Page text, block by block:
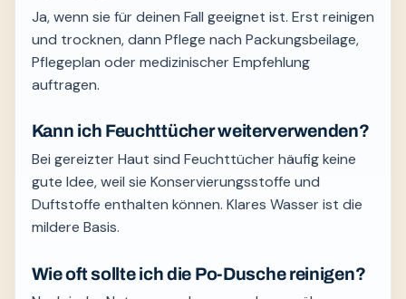
Ja, wenn sie für deinen Fall geeignet ist. Erst reinigen
und trocknen, dann Pflege nach Packungsbeilage,
Pflegeplan oder medizinischer Empfehlung
auftragen.
Kann ich Feuchttücher weiterverwenden?
Bei gereizter Haut sind Feuchttücher häufig keine
gute Idee, weil sie Konservierungsstoffe und
Duftstoffe enthalten können. Klares Wasser ist die
mildere Basis.
Wie oft sollte ich die Po-Dusche reinigen?